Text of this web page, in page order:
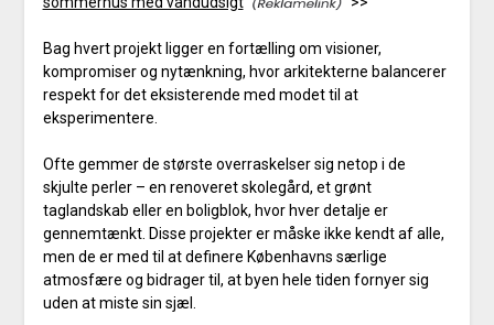
Bag hvert projekt ligger en fortælling om visioner,
kompromiser og nytænkning, hvor arkitekterne balancerer
respekt for det eksisterende med modet til at
eksperimentere.
Ofte gemmer de største overraskelser sig netop i de
skjulte perler – en renoveret skolegård, et grønt
taglandskab eller en boligblok, hvor hver detalje er
gennemtænkt. Disse projekter er måske ikke kendt af alle,
men de er med til at definere Københavns særlige
atmosfære og bidrager til, at byen hele tiden fornyer sig
uden at miste sin sjæl.